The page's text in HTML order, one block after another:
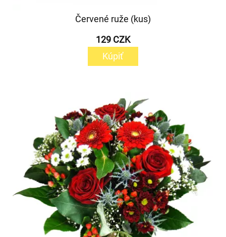
Červené ruže (kus)
129 CZK
Kúpiť